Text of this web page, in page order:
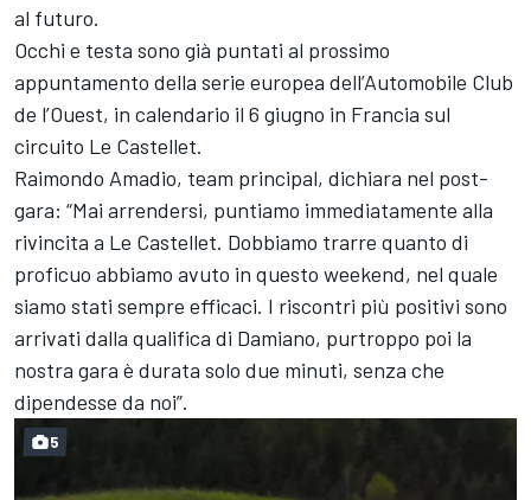
al futuro.
Occhi e testa sono già puntati al prossimo
appuntamento della serie europea dell’Automobile Club
de l’Ouest, in calendario il 6 giugno in Francia sul
circuito Le Castellet.
Raimondo Amadio, team principal, dichiara nel post-
gara: “Mai arrendersi, puntiamo immediatamente alla
rivincita a Le Castellet. Dobbiamo trarre quanto di
proficuo abbiamo avuto in questo weekend, nel quale
siamo stati sempre efficaci. I riscontri più positivi sono
arrivati dalla qualifica di Damiano, purtroppo poi la
nostra gara è durata solo due minuti, senza che
dipendesse da noi”.
5